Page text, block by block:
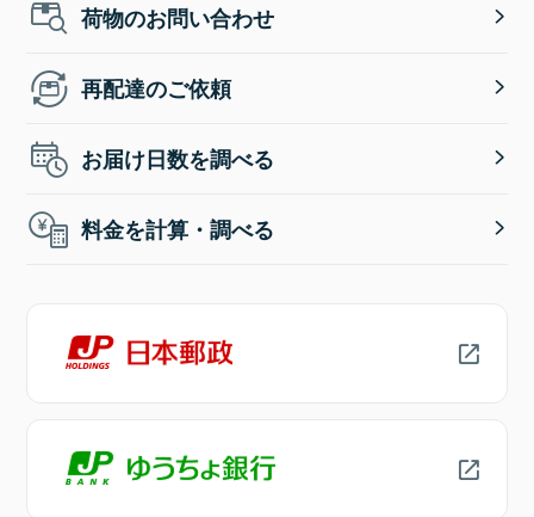
荷物のお問い合わせ
再配達のご依頼
お届け日数を調べる
料金を計算・調べる